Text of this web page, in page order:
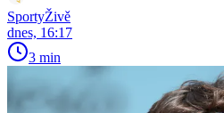
SportyŽivě
dnes, 16:17
3 min